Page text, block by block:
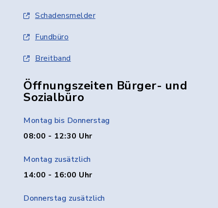
Schadensmelder
Fundbüro
Breitband
Öffnungszeiten Bürger- und
Sozialbüro
Montag bis Donnerstag
08:00 - 12:30 Uhr
Montag zusätzlich
14:00 - 16:00 Uhr
Donnerstag zusätzlich